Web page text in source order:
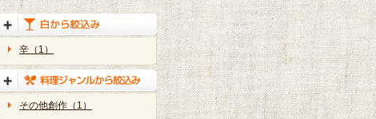
辛（1）
その他創作（1）